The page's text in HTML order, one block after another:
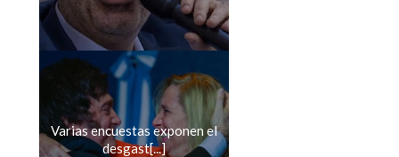
Varias encuestas exponen el
desgast[...]